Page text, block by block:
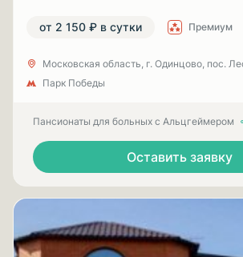
от 2 150 ₽ в сутки Премиум
Московская область, г. Одинцово, пос.
Парк Победы
Пансионаты для больных с Альцгеймером
Оставить заявку